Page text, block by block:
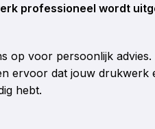
professioneel wordt
op voor persoonlijk advies.
ervoor dat jouw drukwerk
hebt.